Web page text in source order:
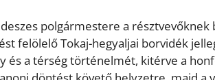
polgármestere a
felölelő Tokaj-hegyaljai borvidék
a térség történelmét, kitérve a